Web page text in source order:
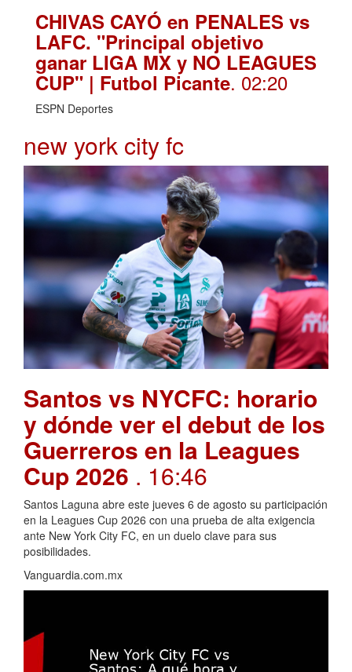
CHIVAS CAYÓ en PENALES vs
LAFC. "Principal objetivo
ganar LIGA MX y NO LEAGUES
CUP" | Futbol Picante. 02:20
ESPN Deportes
new york city fc
Santos vs NYCFC: horario
y dónde ver el debut de los
Guerreros en la Leagues
Cup 2026 . 16:46
Santos Laguna abre este jueves 6 de agosto su participación
en la Leagues Cup 2026 con una prueba de alta exigencia
ante New York City FC, en un duelo clave para sus
posibilidades.
Vanguardia.com.mx